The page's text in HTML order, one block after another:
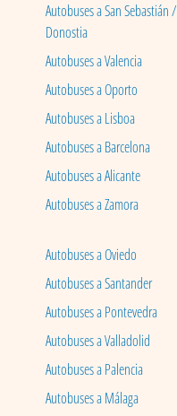
Autobuses a San Sebastián /
Donostia
Autobuses a Valencia
Autobuses a Oporto
Autobuses a Lisboa
Autobuses a Barcelona
Autobuses a Alicante
Autobuses a Zamora
Autobuses a Oviedo
Autobuses a Santander
Autobuses a Pontevedra
Autobuses a Valladolid
Autobuses a Palencia
Autobuses a Málaga